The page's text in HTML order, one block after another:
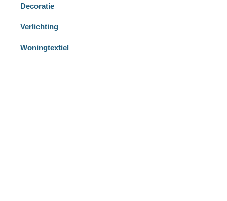
Decoratie
Verlichting
Woningtextiel